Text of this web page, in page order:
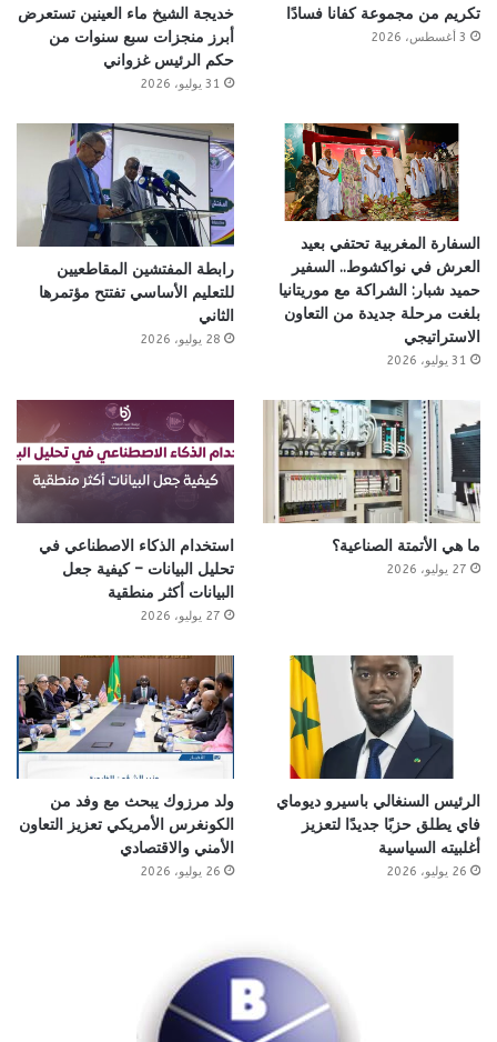
تكريم من مجموعة كفانا فسادًا
3 أغسطس، 2026
خديجة الشيخ ماء العينين تستعرض
أبرز منجزات سبع سنوات من
حكم الرئيس غزواني
31 يوليو، 2026
السفارة المغربية تحتفي بعيد
العرش في نواكشوط.. السفير
حميد شبار: الشراكة مع موريتانيا
بلغت مرحلة جديدة من التعاون
الاستراتيجي
31 يوليو، 2026
رابطة المفتشين المقاطعيين
للتعليم الأساسي تفتتح مؤتمرها
الثاني
28 يوليو، 2026
ما هي الأتمتة الصناعية؟
27 يوليو، 2026
استخدام الذكاء الاصطناعي في
تحليل البيانات – كيفية جعل
البيانات أكثر منطقية
27 يوليو، 2026
الرئيس السنغالي باسيرو ديوماي
فاي يطلق حزبًا جديدًا لتعزيز
أغلبيته السياسية
26 يوليو، 2026
ولد مرزوك يبحث مع وفد من
الكونغرس الأمريكي تعزيز التعاون
الأمني والاقتصادي
26 يوليو، 2026